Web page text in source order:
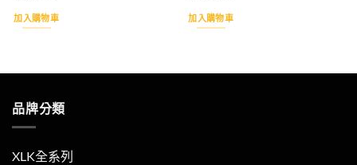
加入購物車 加入購物車
品牌分類
XLK全系列